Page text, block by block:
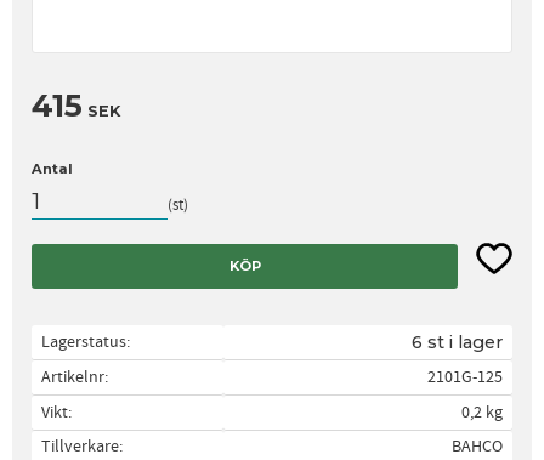
415 SEK
Antal
st
KÖP Lägg
Lagerstatus 6 st i lager
Artikelnr
2101G-125
Vikt
0,2 kg
Tillverkare
BAHCO